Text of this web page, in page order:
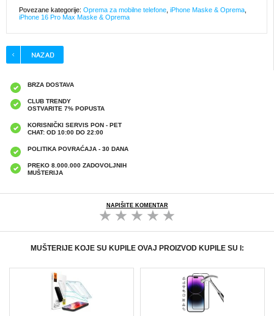
Povezane kategorije: Oprema za mobilne telefone iPhone Maske & Oprema
iPhone 16 Pro Max Maske & Oprema
BRZA DOSTAVA
CLUB TRENDY
OSTVARITE 7% POPUSTA
KORISNIČKI SERVIS PON - PET
CHAT: OD 10:00 DO 22:00
POLITIKA POVRAĆAJA - 30 DANA
PREKO 8.000.000 ZADOVOLJNIH
MUŠTERIJA
NAPIŠITE KOMENTAR
MUŠTERIJE KOJE SU KUPILE OVAJ PROIZVOD KUPILE SU I: